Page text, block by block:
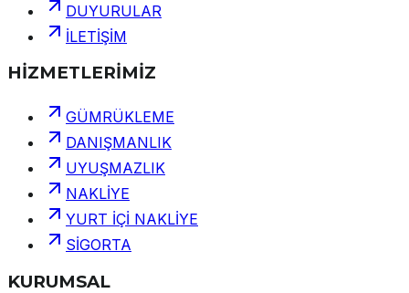
DUYURULAR
İLETİŞİM
HİZMETLERİMİZ
GÜMRÜKLEME
DANIŞMANLIK
UYUŞMAZLIK
NAKLİYE
YURT İÇİ NAKLİYE
SİGORTA
KURUMSAL